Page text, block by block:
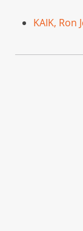
KAIK, Ron